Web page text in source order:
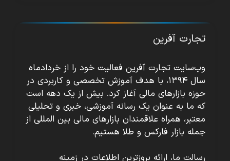
تجارت آفرین
وب‌سایت تجارت آفرین فعالیت خود را از خردادماه
سال ۱۳۹۴، با هدف آموزش تخصصی و کاربردی در
حوزه بازارهای مالی آغاز کرد. بیش از یک دهه است
که ما به عنوان یک رسانه آموزشی، خبری و تحلیلی
معتبر، همراه علاقمندان بازارهای مالی بین المللی از
جمله بازار فارکس و طلا هستیم.
رسالت ما، ارائه بروزترین اطلاعات در زمینه